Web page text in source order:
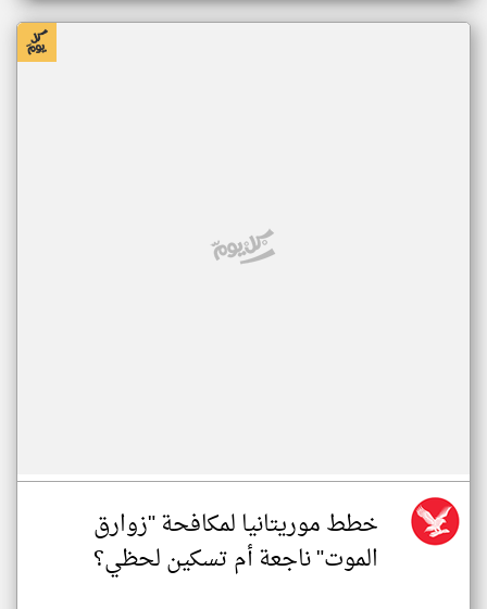
خطط موريتانيا لمكافحة "زوارق
الموت" ناجعة أم تسكين لحظي؟